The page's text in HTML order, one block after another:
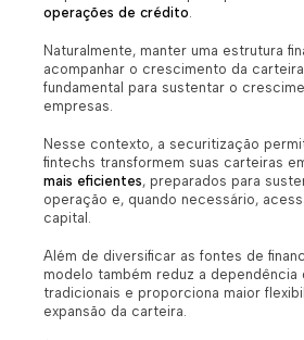
operações de crédito.
Naturalmente, manter uma estrutura
acompanhar o crescimento da
fundamental para sustentar o
empresas.
Nesse contexto, a securitização
fintechs transformem suas carteiras
mais eficientes, preparados para
operação e, quando necessário,
capital.
Além de diversificar as fontes de
modelo também reduz a dependência
tradicionais e proporciona maior
expansão da carteira.